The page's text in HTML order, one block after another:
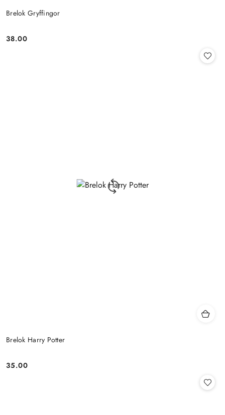
Brelok Gryffingor
Cena:
38.00
Brelok Harry Potter
Cena:
35.00